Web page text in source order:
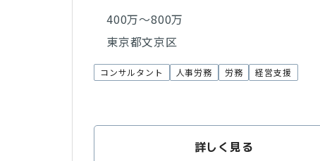
400万〜800万
東京都文京区
コンサルタント 人事労務 労務 経営支援
詳しく見る